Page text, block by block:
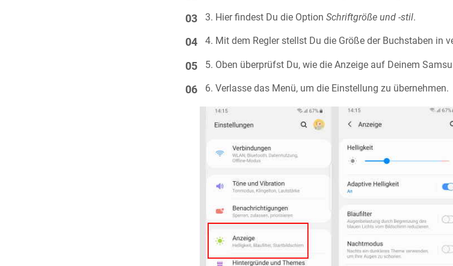
Hier findest Du die OptionSchriftgröße und -stil.
Mit dem Regler stellst Du die Größe der Buchstaben in
Oben überprüfst Du, wie die Anzeige auf Deinem
Verlasse das Menü, um die Einstellung zu übernehmen.